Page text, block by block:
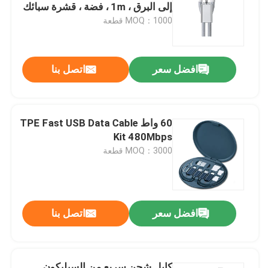
إلى البرق ، 1m ، فضة ، قشرة سبائك
الزنك ، تدعم PD و مزامنة البيانات
MOQ：1000 قطعة
افضل سعر اتصل بنا
60 واط TPE Fast USB Data Cable
Kit 480Mbps
MOQ：3000 قطعة
افضل سعر اتصل بنا